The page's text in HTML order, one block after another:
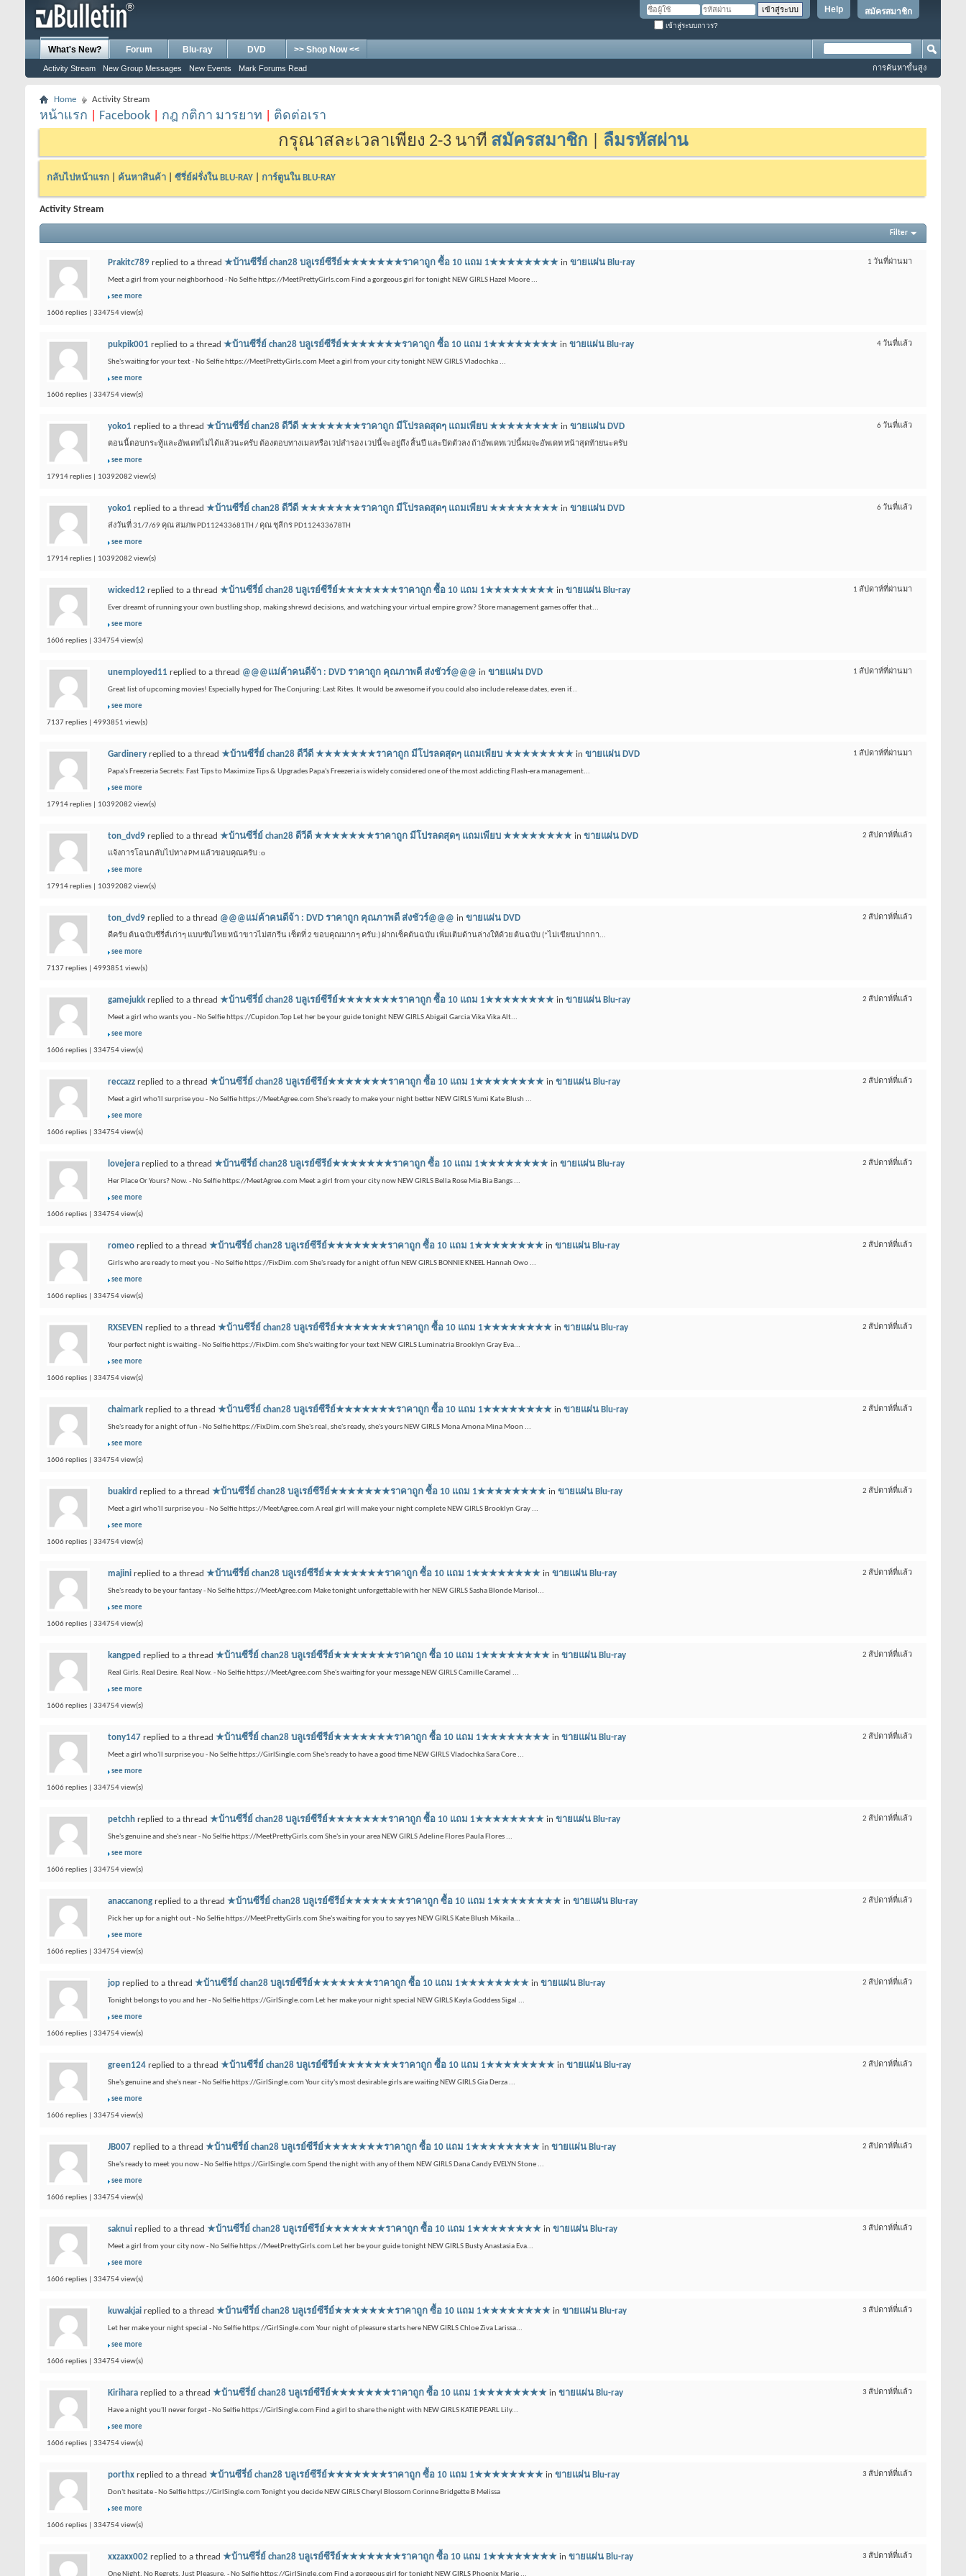
สมัครสมาชิก
Help
เข้าสู่ระบบถาวร?
What's New?
Activity Stream New Group Messages New Events Mark Forums Read
Forum Blu-ray DVD >> Shop Now <<
การค้นหาขั้นสูง
Home Activity Stream
หน้าแรก Facebook กฎ กติกา มารยาท ติดต่อเรา
กรุณาสละเวลาเพียง 2-3 นาที สมัครสมาชิก ลืมรหัสผ่าน
กลับไปหน้าแรก ค้นหาสินค้า ซีรี่ย์ฝรั่งใน BLU-RAY การ์ตูนใน BLU-RAY
Activity Stream
Filter
1 วันที่ผ่านมา
Prakitc789 replied to a thread ★บ้านซีรี่ย์ chan28 บลูเรย์ซีรีย์★★★★★★★ราคาถูก ซื้อ 10 แถม 1★★★★★★★★ in ขายแผ่น Blu-ray
Meet a girl from your neighborhood - No Selfie https://MeetPrettyGirls.com Find a gorgeous girl for tonight NEW GIRLS Hazel Moore ...
see more
1606 replies | 334754 view(s)
4 วันที่แล้ว
pukpik001 replied to a thread ★บ้านซีรี่ย์ chan28 บลูเรย์ซีรีย์★★★★★★★ราคาถูก ซื้อ 10 แถม 1★★★★★★★★ in ขายแผ่น Blu-ray
She's waiting for your text - No Selfie https://MeetPrettyGirls.com Meet a girl from your city tonight NEW GIRLS Vladochka ...
see more
1606 replies | 334754 view(s)
6 วันที่แล้ว
yoko1 replied to a thread ★บ้านซีรี่ย์ chan28 ดีวีดี ★★★★★★★ราคาถูก มีโปรลดสุดๆ แถมเพียบ ★★★★★★★★ in ขายแผ่น DVD
ตอนนี้ตอบกระทู้และอัพเดทไม่ได้แล้วนะครับ ต้องตอบทางเมลหรือเวปสำรอง เวปนี้จะอยู่ถึง สิ้นปี และปิดตัวลง ถ้าอัพเดทเวปนี้ผมจะอัพเดท หน้าสุดท้ายนะครับ
see more
17914 replies | 10392082 view(s)
6 วันที่แล้ว
yoko1 replied to a thread ★บ้านซีรี่ย์ chan28 ดีวีดี ★★★★★★★ราคาถูก มีโปรลดสุดๆ แถมเพียบ ★★★★★★★★ in ขายแผ่น DVD
ส่งวันที่ 31/7/69 คุณ สมภพ PD112433681TH / คุณ ชุลีกร PD112433678TH
see more
17914 replies | 10392082 view(s)
1 สัปดาห์ที่ผ่านมา
wicked12 replied to a thread ★บ้านซีรี่ย์ chan28 บลูเรย์ซีรีย์★★★★★★★ราคาถูก ซื้อ 10 แถม 1★★★★★★★★ in ขายแผ่น Blu-ray
Ever dreamt of running your own bustling shop, making shrewd decisions, and watching your virtual empire grow? Store management games offer that...
see more
1606 replies | 334754 view(s)
1 สัปดาห์ที่ผ่านมา
unemployed11 replied to a thread @@@แม่ค้าคนดีจ้า : DVD ราคาถูก คุณภาพดี ส่งชัวร์@@@ in ขายแผ่น DVD
Great list of upcoming movies! Especially hyped for The Conjuring: Last Rites. It would be awesome if you could also include release dates, even if...
see more
7137 replies | 4993851 view(s)
1 สัปดาห์ที่ผ่านมา
Gardinery replied to a thread ★บ้านซีรี่ย์ chan28 ดีวีดี ★★★★★★★ราคาถูก มีโปรลดสุดๆ แถมเพียบ ★★★★★★★★ in ขายแผ่น DVD
Papa's Freezeria Secrets: Fast Tips to Maximize Tips & Upgrades Papa's Freezeria is widely considered one of the most addicting Flash-era management...
see more
17914 replies | 10392082 view(s)
2 สัปดาห์ที่แล้ว
ton_dvd9 replied to a thread ★บ้านซีรี่ย์ chan28 ดีวีดี ★★★★★★★ราคาถูก มีโปรลดสุดๆ แถมเพียบ ★★★★★★★★ in ขายแผ่น DVD
แจ้งการโอนกลับไปทาง PM แล้วขอบคุณครับ :o
see more
17914 replies | 10392082 view(s)
2 สัปดาห์ที่แล้ว
ton_dvd9 replied to a thread @@@แม่ค้าคนดีจ้า : DVD ราคาถูก คุณภาพดี ส่งชัวร์@@@ in ขายแผ่น DVD
ดีครับ ต้นฉบับซีรี่ส์เก่าๆ แบบซับไทย หน้าขาวไม่สกรีน เซ็ตที่ 2 ขอบคุณมากๆ ครับ:) ฝากเซ็คต้นฉบับ เพิ่มเติมด้านล่างให้ด้วย ต้นฉบับ (*ไม่เขียนปากกา...
see more
7137 replies | 4993851 view(s)
2 สัปดาห์ที่แล้ว
gamejukk replied to a thread ★บ้านซีรี่ย์ chan28 บลูเรย์ซีรีย์★★★★★★★ราคาถูก ซื้อ 10 แถม 1★★★★★★★★ in ขายแผ่น Blu-ray
Meet a girl who wants you - No Selfie https://Cupidon.Top Let her be your guide tonight NEW GIRLS Abigail Garcia Vika Vika Alt...
see more
1606 replies | 334754 view(s)
2 สัปดาห์ที่แล้ว
reccazz replied to a thread ★บ้านซีรี่ย์ chan28 บลูเรย์ซีรีย์★★★★★★★ราคาถูก ซื้อ 10 แถม 1★★★★★★★★ in ขายแผ่น Blu-ray
Meet a girl who'll surprise you - No Selfie https://MeetAgree.com She's ready to make your night better NEW GIRLS Yumi Kate Blush ...
see more
1606 replies | 334754 view(s)
2 สัปดาห์ที่แล้ว
lovejera replied to a thread ★บ้านซีรี่ย์ chan28 บลูเรย์ซีรีย์★★★★★★★ราคาถูก ซื้อ 10 แถม 1★★★★★★★★ in ขายแผ่น Blu-ray
Her Place Or Yours? Now. - No Selfie https://MeetAgree.com Meet a girl from your city now NEW GIRLS Bella Rose Mia Bia Bangs ...
see more
1606 replies | 334754 view(s)
2 สัปดาห์ที่แล้ว
romeo replied to a thread ★บ้านซีรี่ย์ chan28 บลูเรย์ซีรีย์★★★★★★★ราคาถูก ซื้อ 10 แถม 1★★★★★★★★ in ขายแผ่น Blu-ray
Girls who are ready to meet you - No Selfie https://FixDim.com She's ready for a night of fun NEW GIRLS BONNIE KNEEL Hannah Owo ...
see more
1606 replies | 334754 view(s)
2 สัปดาห์ที่แล้ว
RXSEVEN replied to a thread ★บ้านซีรี่ย์ chan28 บลูเรย์ซีรีย์★★★★★★★ราคาถูก ซื้อ 10 แถม 1★★★★★★★★ in ขายแผ่น Blu-ray
Your perfect night is waiting - No Selfie https://FixDim.com She's waiting for your text NEW GIRLS Luminatria Brooklyn Gray Eva...
see more
1606 replies | 334754 view(s)
2 สัปดาห์ที่แล้ว
chaimark replied to a thread ★บ้านซีรี่ย์ chan28 บลูเรย์ซีรีย์★★★★★★★ราคาถูก ซื้อ 10 แถม 1★★★★★★★★ in ขายแผ่น Blu-ray
She's ready for a night of fun - No Selfie https://FixDim.com She's real, she's ready, she's yours NEW GIRLS Mona Amona Mina Moon ...
see more
1606 replies | 334754 view(s)
2 สัปดาห์ที่แล้ว
buakird replied to a thread ★บ้านซีรี่ย์ chan28 บลูเรย์ซีรีย์★★★★★★★ราคาถูก ซื้อ 10 แถม 1★★★★★★★★ in ขายแผ่น Blu-ray
Meet a girl who'll surprise you - No Selfie https://MeetAgree.com A real girl will make your night complete NEW GIRLS Brooklyn Gray ...
see more
1606 replies | 334754 view(s)
2 สัปดาห์ที่แล้ว
majini replied to a thread ★บ้านซีรี่ย์ chan28 บลูเรย์ซีรีย์★★★★★★★ราคาถูก ซื้อ 10 แถม 1★★★★★★★★ in ขายแผ่น Blu-ray
She's ready to be your fantasy - No Selfie https://MeetAgree.com Make tonight unforgettable with her NEW GIRLS Sasha Blonde Marisol...
see more
1606 replies | 334754 view(s)
2 สัปดาห์ที่แล้ว
kangped replied to a thread ★บ้านซีรี่ย์ chan28 บลูเรย์ซีรีย์★★★★★★★ราคาถูก ซื้อ 10 แถม 1★★★★★★★★ in ขายแผ่น Blu-ray
Real Girls. Real Desire. Real Now. - No Selfie https://MeetAgree.com She's waiting for your message NEW GIRLS Camille Caramel ...
see more
1606 replies | 334754 view(s)
2 สัปดาห์ที่แล้ว
tony147 replied to a thread ★บ้านซีรี่ย์ chan28 บลูเรย์ซีรีย์★★★★★★★ราคาถูก ซื้อ 10 แถม 1★★★★★★★★ in ขายแผ่น Blu-ray
Meet a girl who'll surprise you - No Selfie https://GirlSingle.com She's ready to have a good time NEW GIRLS Vladochka Sara Core ...
see more
1606 replies | 334754 view(s)
2 สัปดาห์ที่แล้ว
petchh replied to a thread ★บ้านซีรี่ย์ chan28 บลูเรย์ซีรีย์★★★★★★★ราคาถูก ซื้อ 10 แถม 1★★★★★★★★ in ขายแผ่น Blu-ray
She's genuine and she's near - No Selfie https://MeetPrettyGirls.com She's in your area NEW GIRLS Adeline Flores Paula Flores ...
see more
1606 replies | 334754 view(s)
2 สัปดาห์ที่แล้ว
anaccanong replied to a thread ★บ้านซีรี่ย์ chan28 บลูเรย์ซีรีย์★★★★★★★ราคาถูก ซื้อ 10 แถม 1★★★★★★★★ in ขายแผ่น Blu-ray
Pick her up for a night out - No Selfie https://MeetPrettyGirls.com She's waiting for you to say yes NEW GIRLS Kate Blush Mikaila...
see more
1606 replies | 334754 view(s)
2 สัปดาห์ที่แล้ว
jop replied to a thread ★บ้านซีรี่ย์ chan28 บลูเรย์ซีรีย์★★★★★★★ราคาถูก ซื้อ 10 แถม 1★★★★★★★★ in ขายแผ่น Blu-ray
Tonight belongs to you and her - No Selfie https://GirlSingle.com Let her make your night special NEW GIRLS Kayla Goddess Sigal ...
see more
1606 replies | 334754 view(s)
2 สัปดาห์ที่แล้ว
green124 replied to a thread ★บ้านซีรี่ย์ chan28 บลูเรย์ซีรีย์★★★★★★★ราคาถูก ซื้อ 10 แถม 1★★★★★★★★ in ขายแผ่น Blu-ray
She's genuine and she's near - No Selfie https://GirlSingle.com Your city's most desirable girls are waiting NEW GIRLS Gia Derza ...
see more
1606 replies | 334754 view(s)
2 สัปดาห์ที่แล้ว
JB007 replied to a thread ★บ้านซีรี่ย์ chan28 บลูเรย์ซีรีย์★★★★★★★ราคาถูก ซื้อ 10 แถม 1★★★★★★★★ in ขายแผ่น Blu-ray
She's ready to meet you now - No Selfie https://GirlSingle.com Spend the night with any of them NEW GIRLS Dana Candy EVELYN Stone ...
see more
1606 replies | 334754 view(s)
3 สัปดาห์ที่แล้ว
saknui replied to a thread ★บ้านซีรี่ย์ chan28 บลูเรย์ซีรีย์★★★★★★★ราคาถูก ซื้อ 10 แถม 1★★★★★★★★ in ขายแผ่น Blu-ray
Meet a girl from your city now - No Selfie https://MeetPrettyGirls.com Let her be your guide tonight NEW GIRLS Busty Anastasia Eva...
see more
1606 replies | 334754 view(s)
3 สัปดาห์ที่แล้ว
kuwakjai replied to a thread ★บ้านซีรี่ย์ chan28 บลูเรย์ซีรีย์★★★★★★★ราคาถูก ซื้อ 10 แถม 1★★★★★★★★ in ขายแผ่น Blu-ray
Let her make your night special - No Selfie https://GirlSingle.com Your night of pleasure starts here NEW GIRLS Chloe Ziva Larissa...
see more
1606 replies | 334754 view(s)
3 สัปดาห์ที่แล้ว
Kirihara replied to a thread ★บ้านซีรี่ย์ chan28 บลูเรย์ซีรีย์★★★★★★★ราคาถูก ซื้อ 10 แถม 1★★★★★★★★ in ขายแผ่น Blu-ray
Have a night you'll never forget - No Selfie https://GirlSingle.com Find a girl to share the night with NEW GIRLS KATIE PEARL Lily...
see more
1606 replies | 334754 view(s)
3 สัปดาห์ที่แล้ว
porthx replied to a thread ★บ้านซีรี่ย์ chan28 บลูเรย์ซีรีย์★★★★★★★ราคาถูก ซื้อ 10 แถม 1★★★★★★★★ in ขายแผ่น Blu-ray
Don't hesitate - No Selfie https://GirlSingle.com Tonight you decide NEW GIRLS Cheryl Blossom Corinne Bridgette B Melissa
see more
1606 replies | 334754 view(s)
3 สัปดาห์ที่แล้ว
xxzaxx002 replied to a thread ★บ้านซีรี่ย์ chan28 บลูเรย์ซีรีย์★★★★★★★ราคาถูก ซื้อ 10 แถม 1★★★★★★★★ in ขายแผ่น Blu-ray
One Night. No Regrets. Just Pleasure. - No Selfie https://GirlSingle.com Find a gorgeous girl for tonight NEW GIRLS Phoenix Marie ...